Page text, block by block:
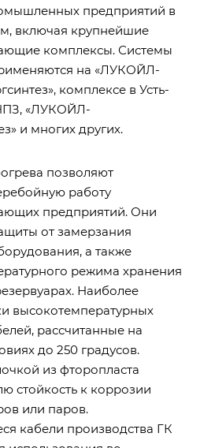
предприятий в
включая крупнейшие
комплексы. Системы
на «ЛУКОЙЛ-
комплексе в Усть-
«ЛУКОЙЛ-
и многих других.
позволяют
работу
предприятий. Они
от замерзания
а также
режима хранения
Наиболее
высокотемпературных
рассчитанные на
до 250 градусов.
из фторопласта
стойкость к коррозии
или паров.
кабели производства ГК